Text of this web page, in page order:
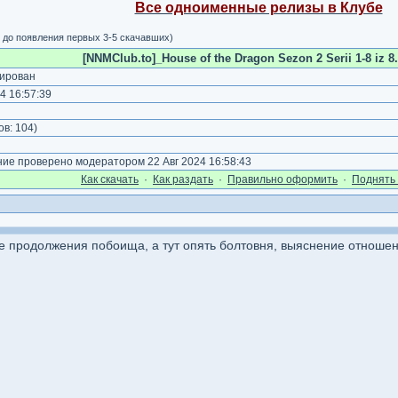
Все одноименные релизы в Клубе
появления первых 3-5 скачавших)
[NNMClub.to]_House of the Dragon Sezon 2 Serii 1-8 iz
16:57:39
104)
проверено модератором 22 Авг 2024 16:58:43
Как cкачать · Как раздать · Правильно оформить · Поднять
побоища, а тут опять болтовня, выяснение